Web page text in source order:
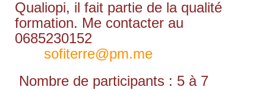
Qualiopi, il fait partie de la qualité
formation. Me contacter au
0685230152
sofiterre@pm.me
Nombre de participants : 5 à 7